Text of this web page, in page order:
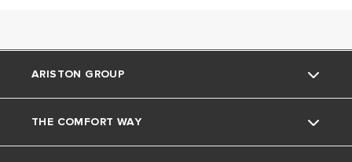
UKUPNE
ARKS
ARISTON GROUP
O nama
THE COMFORT WAY